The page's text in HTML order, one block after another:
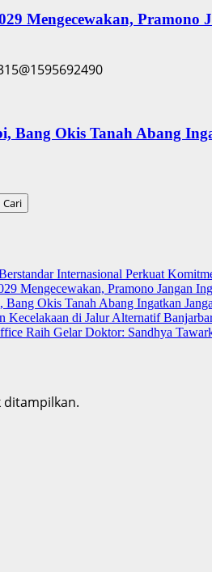
Mengecewakan,
Bang Okis Tanah Abang
Cari
Internasional Perkuat
Mengecewakan, Pramono Jangan
Okis Tanah Abang Ingatkan
Kecelakaan di Jalur Alternatif
Raih Gelar Doktor: Sandhya